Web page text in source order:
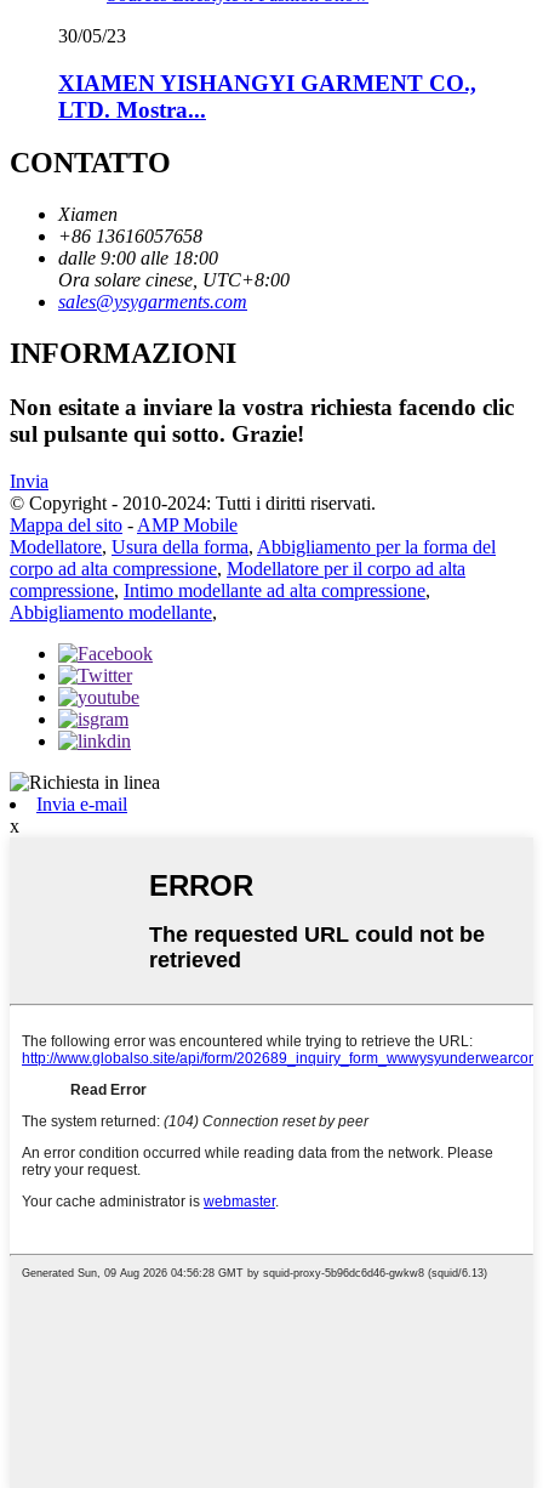
30/05/23
XIAMEN YISHANGYI GARMENT CO.,
LTD. Mostra...
CONTATTO
Xiamen
+86 13616057658
dalle 9:00 alle 18:00
Ora solare cinese, UTC+8:00
sales@ysygarments.com
INFORMAZIONI
Non esitate a inviare la vostra richiesta facendo clic
sul pulsante qui sotto. Grazie!
Invia
© Copyright - 2010-2024: Tutti i diritti riservati.
Mappa del sito - AMP Mobile
Modellatore, Usura della forma, Abbigliamento per la forma del
corpo ad alta compressione, Modellatore per il corpo ad alta
compressione, Intimo modellante ad alta compressione,
Abbigliamento modellante,
Invia e-mail
x